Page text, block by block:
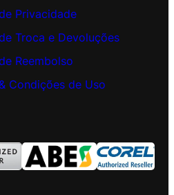
Privacidade
Troca e Devoluções
Reembolso
Condições de Uso